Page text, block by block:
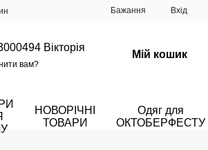
Бажання Вхід
Вікторія
вам?
Мій кошик
НОВОРІЧНІ
ТОВАРИ
Одяг для
ОКТОБЕРФЕСТУ